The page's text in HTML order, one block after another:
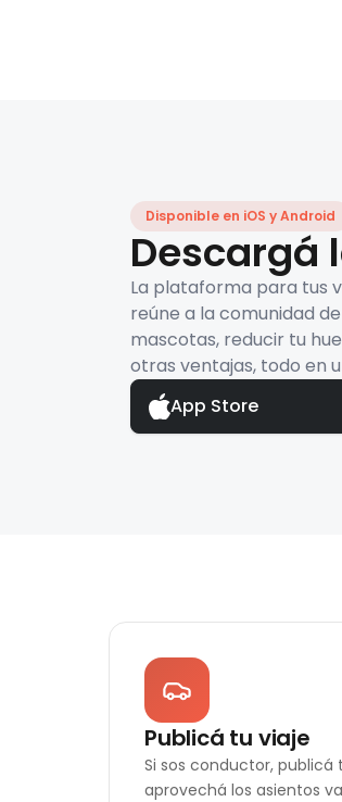
Disponible en iOS y Android
Descargá
La plataforma para tus
reúne a la comunidad
mascotas, reducir tu
otras ventajas, todo en
App Store
Publicá tu viaje
Si sos conductor, publicá
aprovechá los asientos